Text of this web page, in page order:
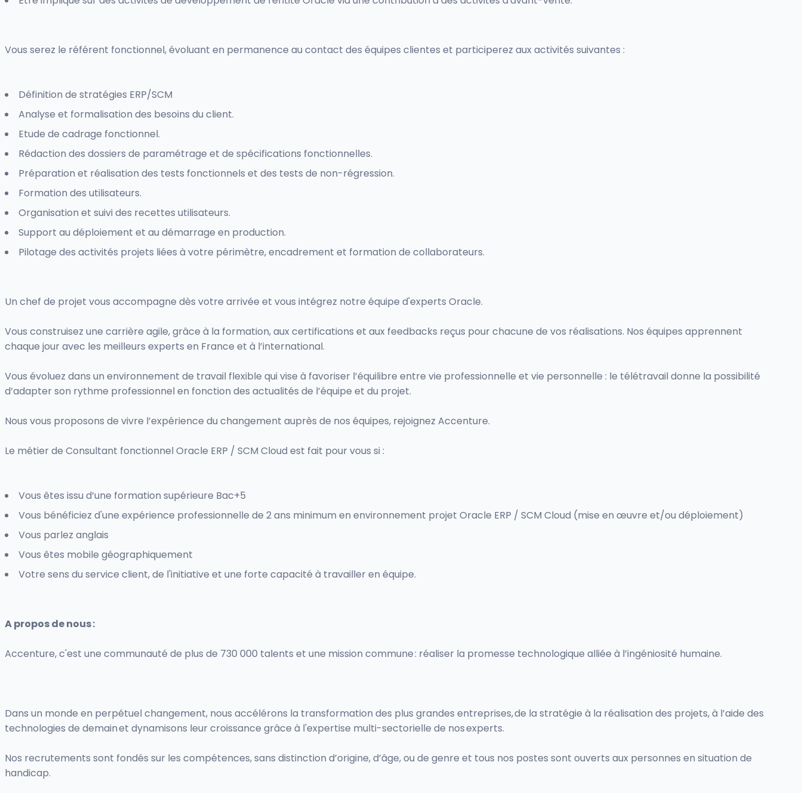
Vous serez le référent fonctionnel, évoluant en permanence au contact des équipes clientes et participerez aux activités suivantes :
Définition de stratégies ERP/SCM
Analyse et formalisation des besoins du client.
Etude de cadrage fonctionnel.
Rédaction des dossiers de paramétrage et de spécifications fonctionnelles.
Préparation et réalisation des tests fonctionnels et des tests de non-régression.
Formation des utilisateurs.
Organisation et suivi des recettes utilisateurs.
Support au déploiement et au démarrage en production.
Pilotage des activités projets liées à votre périmètre, encadrement et formation de collaborateurs.
Un chef de projet vous accompagne dès votre arrivée et vous intégrez notre équipe d'experts Oracle.
Vous construisez une carrière agile, grâce à la formation, aux certifications et aux feedbacks reçus pour chacune de vos réalisations. Nos équipes apprennent
chaque jour avec les meilleurs experts en France et à l’international.
Vous évoluez dans un environnement de travail flexible qui vise à favoriser l’équilibre entre vie professionnelle et vie personnelle : le télétravail donne la possibilité
d’adapter son rythme professionnel en fonction des actualités de l’équipe et du projet.
Nous vous proposons de vivre l’expérience du changement auprès de nos équipes, rejoignez Accenture.
Le métier de Consultant fonctionnel Oracle ERP / SCM Cloud est fait pour vous si :
Vous êtes issu d’une formation supérieure Bac+5
Vous bénéficiez d'une expérience professionnelle de 2 ans minimum en environnement projet Oracle ERP / SCM Cloud (mise en œuvre et/ou déploiement)
Vous parlez anglais
Vous êtes mobile géographiquement
Votre sens du service client, de l'initiative et une forte capacité à travailler en équipe.
A propos de nous :
Accenture, c'est une communauté de plus de 730 000 talents et une mission commune : réaliser la promesse technologique alliée à l’ingéniosité humaine.
Dans un monde en perpétuel changement, nous accélérons la transformation des plus grandes entreprises, de la stratégie à la réalisation des projets, à l’aide des
technologies de demain et dynamisons leur croissance grâce à l'expertise multi-sectorielle de nos experts.
Nos recrutements sont fondés sur les compétences, sans distinction d’origine, d’âge, ou de genre et tous nos postes sont ouverts aux personnes en situation de
handicap.